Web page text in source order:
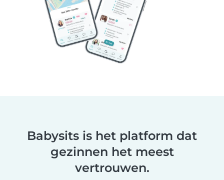
Babysits is het platform dat
gezinnen het meest
vertrouwen.